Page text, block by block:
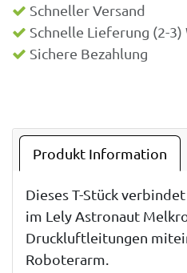
Schneller Versand
Schnelle Lieferung (2-3)
Sichere Bezahlung
Produkt Information
Dieses T-Stück
im Lely Astronaut
Druckluftleitungen
Roboterarm.